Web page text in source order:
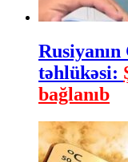
təhlükəsi:
bağlanıb